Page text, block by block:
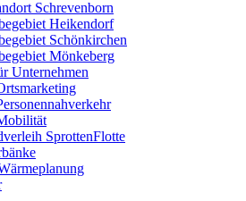
Schrevenborn
Heikendorf
Schönkirchen
Mönkeberg
Unternehmen
SprottenFlotte